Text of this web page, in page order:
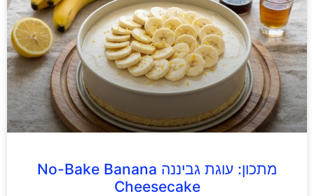
מתכון: עוגת גביננה No-Bake Banana
Cheesecake